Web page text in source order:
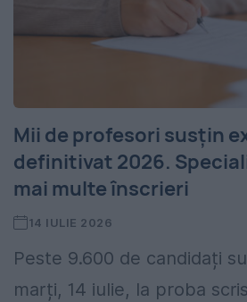
Mii de profesori susțin
definitivat 2026.
mai multe înscrieri
14 IULIE 2026
Peste 9.600 de candidați
marți, 14 iulie, la proba